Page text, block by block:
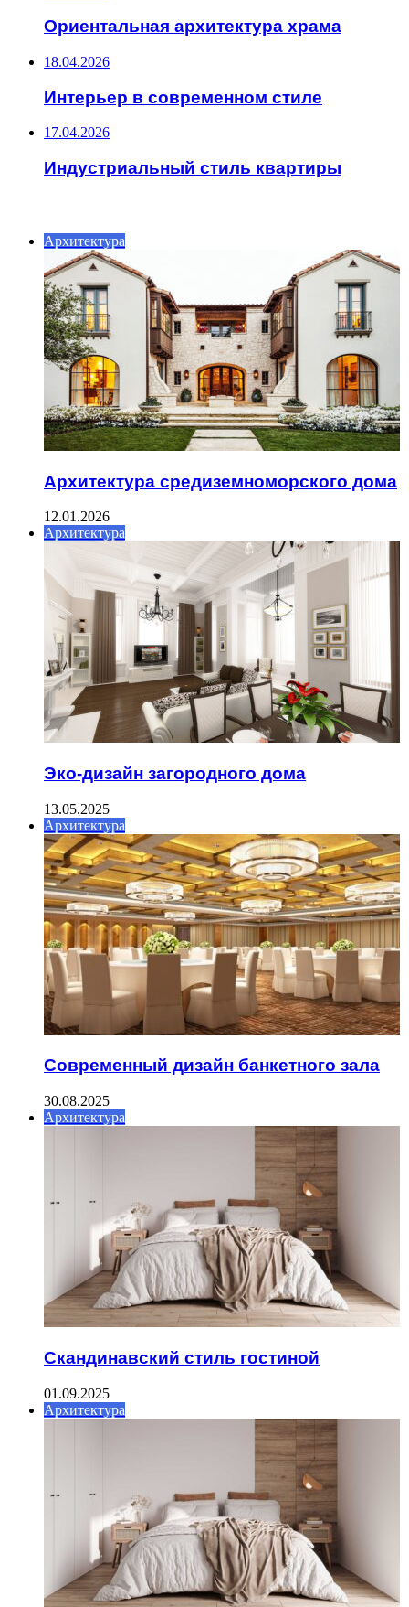
Ориентальная архитектура храма
18.04.2026
Интерьер в современном стиле
17.04.2026
Индустриальный стиль квартиры
Архитектура
Архитектура средиземноморского дома
12.01.2026
Архитектура
Эко-дизайн загородного дома
13.05.2025
Архитектура
Современный дизайн банкетного зала
30.08.2025
Архитектура
Скандинавский стиль гостиной
01.09.2025
Архитектура